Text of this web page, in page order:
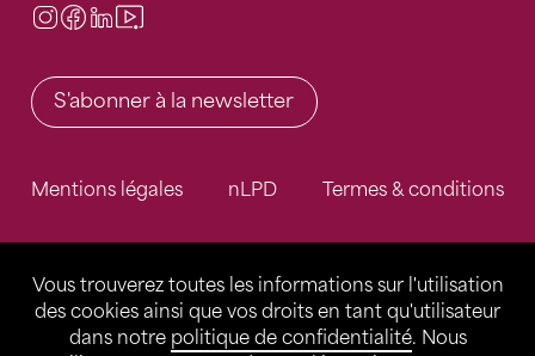
Vous trouverez toutes les informations sur l'utilisation
des cookies ainsi que vos droits en tant qu'utilisateur
dans notre politique de confidentialité. Nous
Instagram
Facebook
LinkedIn
S'abonner à la newsletter
Mentions légales nLPD Termes & conditions